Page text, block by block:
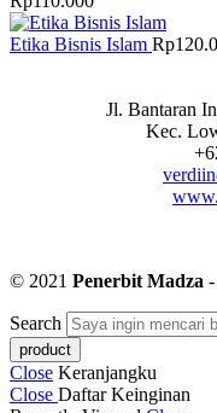
Etika Bisnis Islam Rp
Jl. Bantaran
Kec.
© 2021 Penerbit Madza
Search
Close Keranjangku
Close Daftar Keinginan